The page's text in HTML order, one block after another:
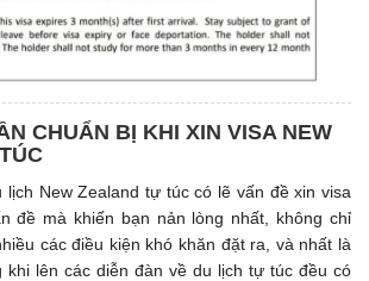
CHUẨN BỊ KHI XIN VISA NEW
lịch New Zealand tự túc có lẽ vấn đề xin visa
đề mà khiến bạn nản lòng nhất, không chỉ
các điều kiện khó khăn đặt ra, và nhất là
khi lên các diễn đàn về du lịch tự túc đều có